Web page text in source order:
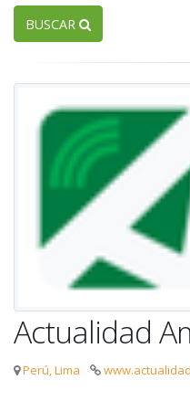
BUSCAR
Actualidad
Perú, Lima